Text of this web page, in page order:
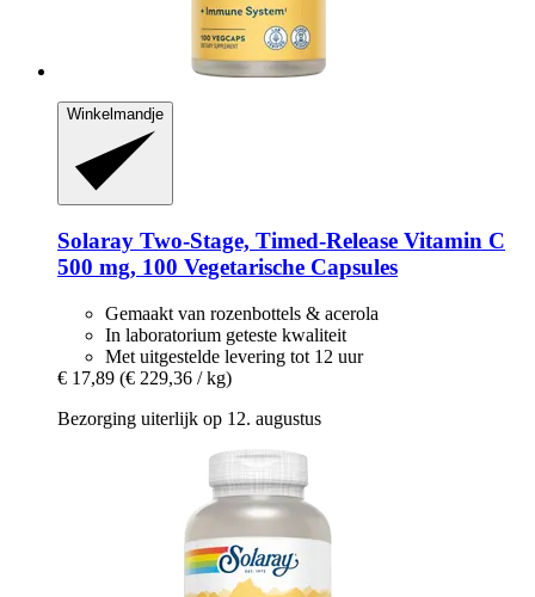
Winkelmandje
Solaray Two-​Stage, Timed-​Release Vitamin C
500 mg, 100 Vegetarische Capsules
Gemaakt van rozenbottels & acerola
In laboratorium geteste kwaliteit
Met uitgestelde levering tot 12 uur
€ 17,89 (€ 229,36 / kg)
Bezorging uiterlijk op 12. augustus